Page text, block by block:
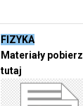
FIZYKA
Materiały pobierz
tutaj